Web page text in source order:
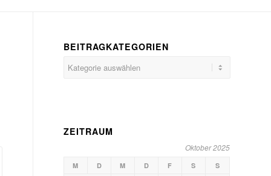
BEITRAGKATEGORIEN
ZEITRAUM
Oktober 2025
M D M D F S S